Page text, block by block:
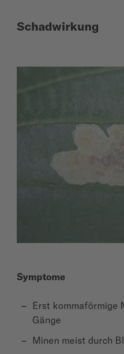
Schadwirkung
Symptome
Erst kommaförmige
Gänge
Minen meist durch